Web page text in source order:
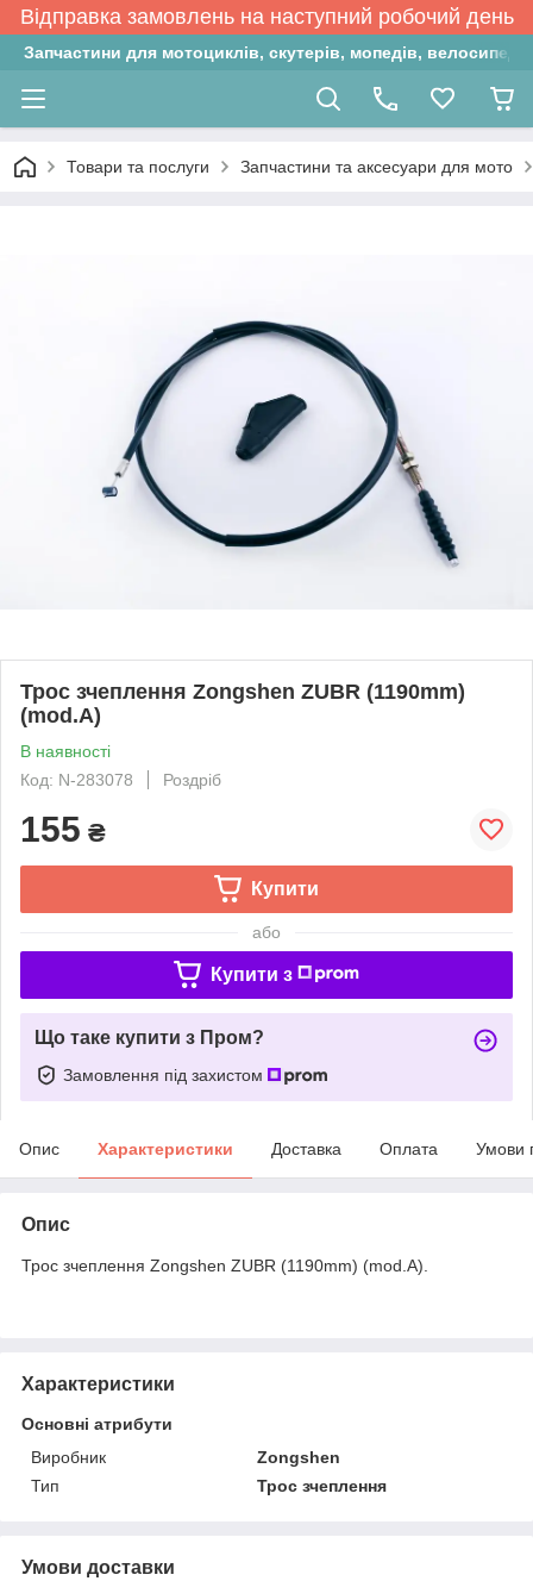
Відправка замовлень на наступний робочий день
Запчастини для мотоциклів, скутерів, мопедів,
Товари та послуги Запчастини та аксесуари для мото
Трос зчеплення Zongshen ZUBR (1190mm)
(mod.A)
В наявності
Код: N-283078
Роздріб
155 ₴
Купити
або
Купити з
Що таке купити з Пром?
Замовлення під захистом
Опис Характеристики Доставка Оплата Умови
Опис
Трос зчеплення Zongshen ZUBR (1190mm) (mod.A).
Характеристики
Основні атрибути
Виробник
Zongshen
Тип
Трос зчеплення
Умови доставки